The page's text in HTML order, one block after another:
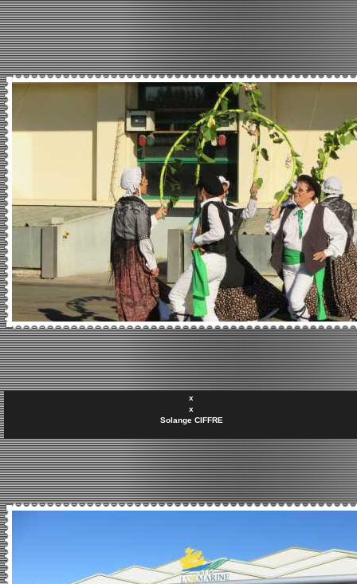
x
x
Solange CIFFRE